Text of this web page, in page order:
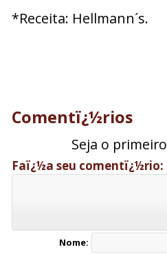
*Receita: Hellmann´s.
Comentï¿½rios
Seja o
Faï¿½a seu comentï¿½rio:
Nome: